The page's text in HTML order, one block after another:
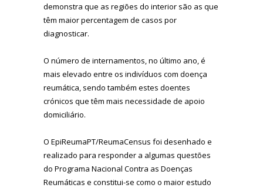
demonstra que as regiões do interior são as que
têm maior percentagem de casos por
diagnosticar.
O número de internamentos, no último ano, é
mais elevado entre os indivíduos com doença
reumática, sendo também estes doentes
crónicos que têm mais necessidade de apoio
domiciliário.
O EpiReumaPT/ReumaCensus foi desenhado e
realizado para responder a algumas questões
do Programa Nacional Contra as Doenças
Reumáticas e constitui-se como o maior estudo